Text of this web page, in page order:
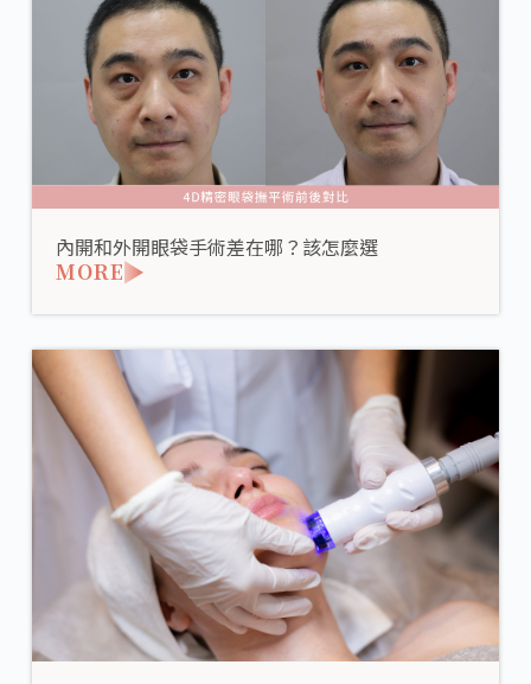
內開和外開眼袋手術差在哪？該怎麼選
MORE